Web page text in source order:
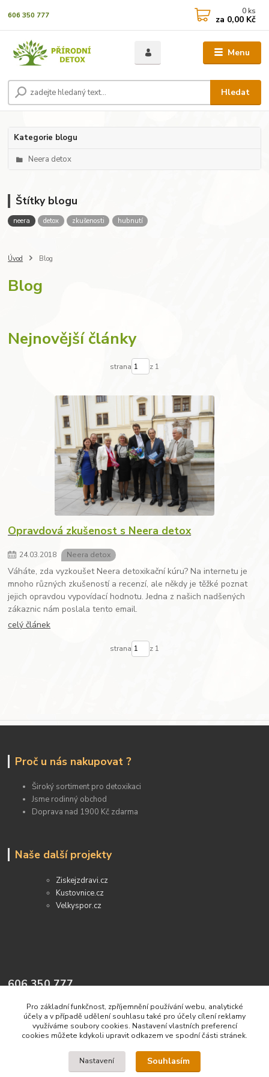
Menu
Hledat
606 350 777 0 ks
za 0,00 Kč
Kategorie blogu
Neera detox
Štítky blogu
neera detox zkušenosti hubnutí
Úvod Blog
Blog
Nejnovější články
strana z 1
Opravdová zkušenost s Neera detox
24.03.2018 Neera detox
Váháte, zda vyzkoušet Neera detoxikační kúru? Na internetu je
mnoho různých zkušeností a recenzí, ale někdy je těžké poznat
jejich opravdou vypovídací hodnotu. Jedna z našich nadšených
zákaznic nám poslala tento email.
celý článek
strana z 1
Proč u nás nakupovat ?
Široký sortiment pro detoxikaci
Jsme rodinný obchod
Doprava nad 1900 Kč zdarma
Naše další projekty
Ziskejzdravi.cz
Kustovnice.cz
Velkyspor.cz
606 350 777
info@prirodnidetox.cz
Pro základní funkčnost, zpříjemnění používání webu, analytické
účely a v případě udělení souhlasu také pro účely cílení reklamy
využíváme soubory cookies. Nastavení vlastních preferencí
cookies můžete kdykoli upravit odkazem ve spodní části stránek.
Nastavení Souhlasím